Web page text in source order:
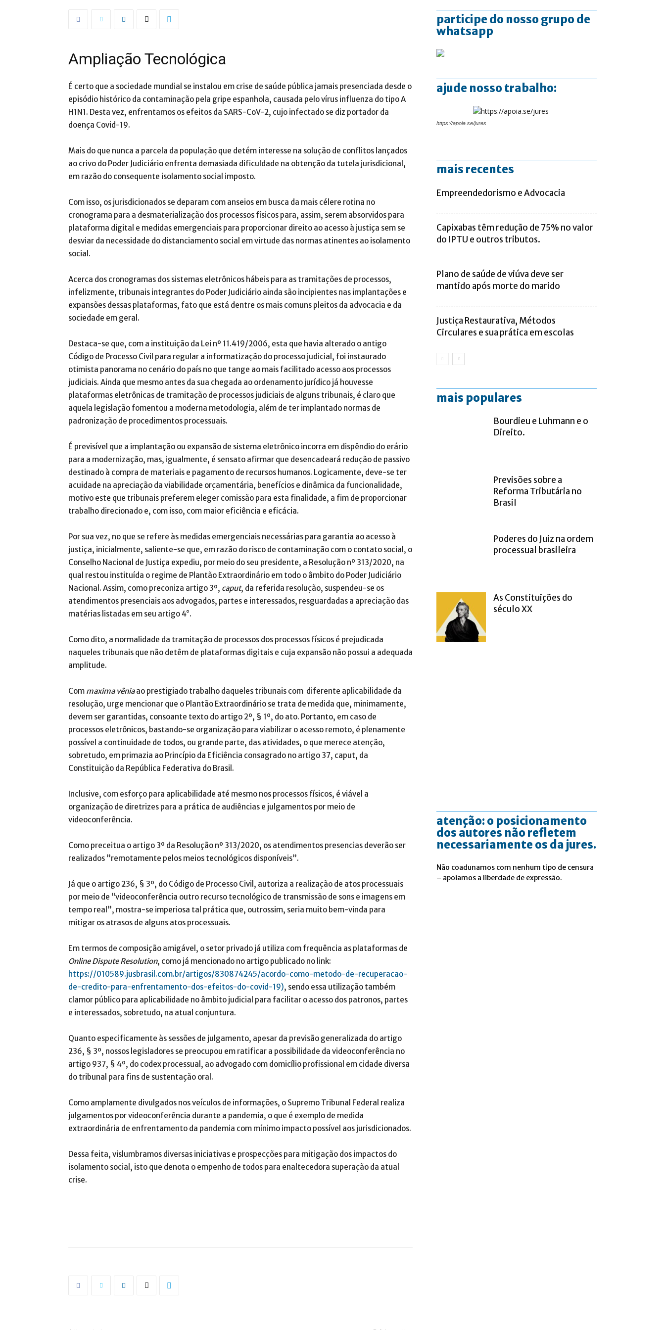
Ampliação Tecnológica
É certo que a sociedade mundial se instalou em crise de saúde pública jamais presenciada desde o
episódio histórico da contaminação pela gripe espanhola, causada pelo vírus influenza do tipo A
H1N1. Desta vez, enfrentamos os efeitos da SARS-CoV-2, cujo infectado se diz portador da
doença Covid-19.
Mais do que nunca a parcela da população que detém interesse na solução de conflitos lançados
ao crivo do Poder Judiciário enfrenta demasiada dificuldade na obtenção da tutela jurisdicional,
em razão do consequente isolamento social imposto.
Com isso, os jurisdicionados se deparam com anseios em busca da mais célere rotina no
cronograma para a desmaterialização dos processos físicos para, assim, serem absorvidos para
plataforma digital e medidas emergenciais para proporcionar direito ao acesso à justiça sem se
desviar da necessidade do distanciamento social em virtude das normas atinentes ao isolamento
social.
Acerca dos cronogramas dos sistemas eletrônicos hábeis para as tramitações de processos,
infelizmente, tribunais integrantes do Poder Judiciário ainda são incipientes nas implantações e
expansões dessas plataformas, fato que está dentre os mais comuns pleitos da advocacia e da
sociedade em geral.
Destaca-se que, com a instituição da Lei nº 11.419/2006, esta que havia alterado o antigo
Código de Processo Civil para regular a informatização do processo judicial, foi instaurado
otimista panorama no cenário do país no que tange ao mais facilitado acesso aos processos
judiciais. Ainda que mesmo antes da sua chegada ao ordenamento jurídico já houvesse
plataformas eletrônicas de tramitação de processos judiciais de alguns tribunais, é claro que
aquela legislação fomentou a moderna metodologia, além de ter implantado normas de
padronização de procedimentos processuais.
É previsível que a implantação ou expansão de sistema eletrônico incorra em dispêndio do erário
para a modernização, mas, igualmente, é sensato afirmar que desencadeará redução de passivo
destinado à compra de materiais e pagamento de recursos humanos. Logicamente, deve-se ter
acuidade na apreciação da viabilidade orçamentária, benefícios e dinâmica da funcionalidade,
motivo este que tribunais preferem eleger comissão para esta finalidade, a fim de proporcionar
trabalho direcionado e, com isso, com maior eficiência e eficácia.
Por sua vez, no que se refere às medidas emergenciais necessárias para garantia ao acesso à
justiça, inicialmente, saliente-se que, em razão do risco de contaminação com o contato social, o
Conselho Nacional de Justiça expediu, por meio do seu presidente, a Resolução nº 313/2020, na
qual restou instituída o regime de Plantão Extraordinário em todo o âmbito do Poder Judiciário
Nacional. Assim, como preconiza artigo 3º, caput, da referida resolução, suspendeu-se os
atendimentos presenciais aos advogados, partes e interessados, resguardadas a apreciação das
matérias listadas em seu artigo 4°.
Como dito, a normalidade da tramitação de processos dos processos físicos é prejudicada
naqueles tribunais que não detêm de plataformas digitais e cuja expansão não possui a adequada
amplitude.
Com maxima vêniaao prestigiado trabalho daqueles tribunais com diferente aplicabilidade da
resolução, urge mencionar que o Plantão Extraordinário se trata de medida que, minimamente,
devem ser garantidas, consoante texto do artigo 2º, § 1º, do ato. Portanto, em caso de
processos eletrônicos, bastando-se organização para viabilizar o acesso remoto, é plenamente
possível a continuidade de todos, ou grande parte, das atividades, o que merece atenção,
sobretudo, em primazia ao Princípio da Eficiência consagrado no artigo 37, caput, da
Constituição da República Federativa do Brasil.
Inclusive, com esforço para aplicabilidade até mesmo nos processos físicos, é viável a
organização de diretrizes para a prática de audiências e julgamentos por meio de
videoconferência.
Como preceitua o artigo 3º da Resolução nº 313/2020, os atendimentos presencias deverão ser
realizados ”remotamente pelos meios tecnológicos disponíveis”.
Já que o artigo 236, § 3º, do Código de Processo Civil, autoriza a realização de atos processuais
por meio de “videoconferência outro recurso tecnológico de transmissão de sons e imagens em
tempo real”, mostra-se imperiosa tal prática que, outrossim, seria muito bem-vinda para
mitigar os atrasos de alguns atos processuais.
Em termos de composição amigável, o setor privado já utiliza com frequência as plataformas de
Online Dispute Resolution, como já mencionado no artigo publicado no link:
https://010589.jusbrasil.com.br/artigos/830874245/acordo-como-metodo-de-recuperacao-
de-credito-para-enfrentamento-dos-efeitos-do-covid-19), sendo essa utilização também
clamor público para aplicabilidade no âmbito judicial para facilitar o acesso dos patronos, partes
e interessados, sobretudo, na atual conjuntura.
Quanto especificamente às sessões de julgamento, apesar da previsão generalizada do artigo
236, § 3º, nossos legisladores se preocupou em ratificar a possibilidade da videoconferência no
artigo 937, § 4º, do codex processual, ao advogado com domicílio profissional em cidade diversa
do tribunal para fins de sustentação oral.
Como amplamente divulgados nos veículos de informações, o Supremo Tribunal Federal realiza
julgamentos por videoconferência durante a pandemia, o que é exemplo de medida
extraordinária de enfrentamento da pandemia com mínimo impacto possível aos jurisdicionados.
Dessa feita, vislumbramos diversas iniciativas e prospecções para mitigação dos impactos do
isolamento social, isto que denota o empenho de todos para enaltecedora superação da atual
crise.
participe do nosso grupo de
whatsapp
ajude nosso trabalho:
https://apoia.se/jures
mais recentes
Empreendedorismo e Advocacia
Capixabas têm redução de 75% no valor
do IPTU e outros tributos.
Plano de saúde de viúva deve ser
mantido após morte do marido
Justiça Restaurativa, Métodos
Circulares e sua prática em escolas
mais populares
Bourdieu e Luhmann e o
Direito.
Previsões sobre a
Reforma Tributária no
Brasil
Poderes do Juiz na ordem
processual brasileira
As Constituições do
século XX
atenção: o posicionamento
dos autores não refletem
necessariamente os da jures.
Não coadunamos com nenhum tipo de censura
– apoiamos a liberdade de expressão.